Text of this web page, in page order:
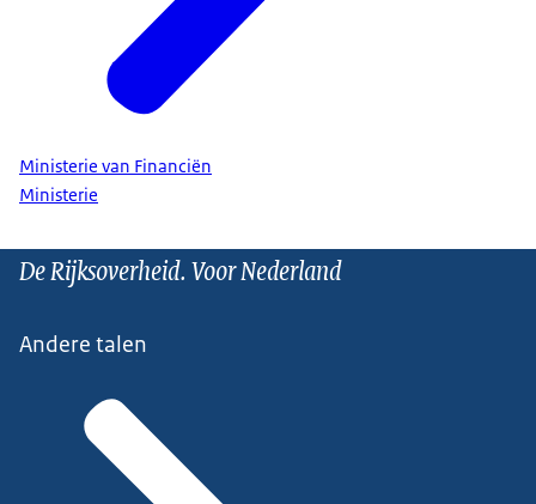
Ministerie van Financiën
Ministerie
De Rijksoverheid. Voor Nederland
Andere talen